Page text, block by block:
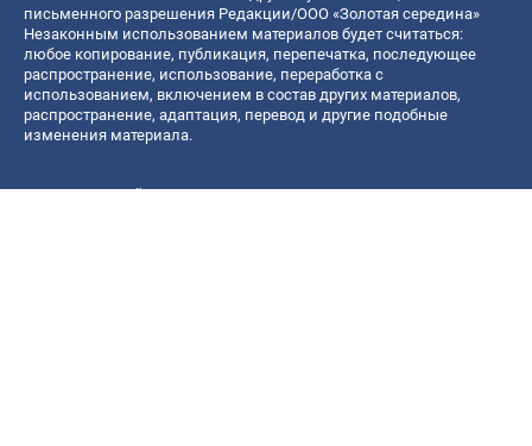
письменного разрешения Редакции/ООО «Золотая середина»
Незаконным использованием материалов будет считаться:
любое копирование, публикация, перепечатка, последующее
распространение, использование, переработка с
использованием, включением в состав других материалов,
распространение, адаптация, перевод и другие подобные
изменения материала.
Название онлайн медиа — «OBOZ.UA»